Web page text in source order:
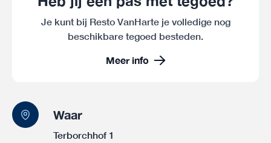
Je kunt bij Resto VanHarte je volledige nog
beschikbare tegoed besteden.
Meer info
Waar
Terborchhof 1